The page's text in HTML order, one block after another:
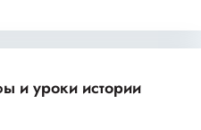
и уроки истории